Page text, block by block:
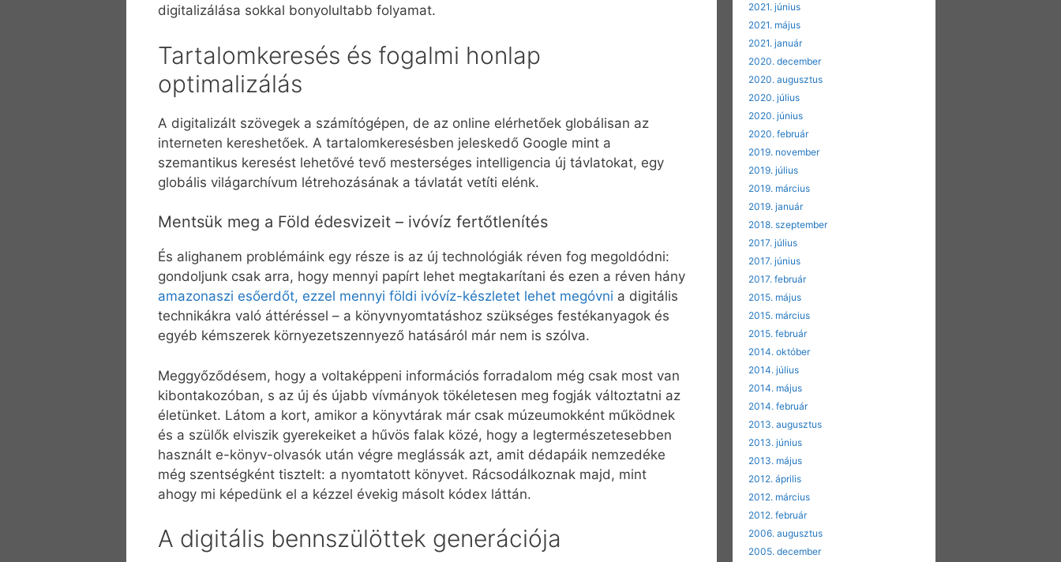
digitalizálása sokkal bonyolultabb folyamat.
Tartalomkeresés és fogalmi honlap
optimalizálás
A digitalizált szövegek a számítógépen, de az online elérhetőek globálisan az
interneten kereshetőek. A tartalomkeresésben jeleskedő Google mint a
szemantikus keresést lehetővé tevő mesterséges intelligencia új távlatokat, egy
globális világarchívum létrehozásának a távlatát vetíti elénk.
Mentsük meg a Föld édesvizeit – ivóvíz fertőtlenítés
És alighanem problémáink egy része is az új technológiák réven fog megoldódni:
gondoljunk csak arra, hogy mennyi papírt lehet megtakarítani és ezen a réven hány
amazonaszi esőerdőt, ezzel mennyi földi ivóvíz-készletet lehet megóvni a digitális
technikákra való áttéréssel – a könyvnyomtatáshoz szükséges festékanyagok és
egyéb kémszerek környezetszennyező hatásáról már nem is szólva.
Meggyőződésem, hogy a voltaképpeni információs forradalom még csak most van
kibontakozóban, s az új és újabb vívmányok tökéletesen meg fogják változtatni az
életünket. Látom a kort, amikor a könyvtárak már csak múzeumokként működnek
és a szülők elviszik gyerekeiket a hűvös falak közé, hogy a legtermészetesebben
használt e-könyv-olvasók után végre meglássák azt, amit dédapáik nemzedéke
még szentségként tisztelt: a nyomtatott könyvet. Rácsodálkoznak majd, mint
ahogy mi képedünk el a kézzel évekig másolt kódex láttán.
A digitális bennszülöttek generációja
2021. június
2021. május
2021. január
2020. december
2020. augusztus
2020. július
2020. június
2020. február
2019. november
2019. július
2019. március
2019. január
2018. szeptember
2017. július
2017. június
2017. február
2015. május
2015. március
2015. február
2014. október
2014. július
2014. május
2014. február
2013. augusztus
2013. június
2013. május
2012. április
2012. március
2012. február
2006. augusztus
2005. december